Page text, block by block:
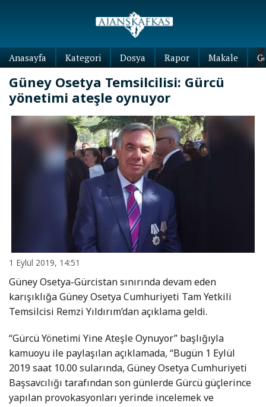
Anasayfa Kategori Dosya Rapor Makale
Güney Osetya Temsilcilisi: Gürcü
yönetimi ateşle oynuyor
1 Eylül 2019, 14:51
Güney Osetya-Gürcistan sınırında devam eden
karışıklığa Güney Osetya Cumhuriyeti Tam Yetkili
Temsilcisi Remzi Yıldırım’dan açıklama geldi.
“Gürcü Yönetimi Yine Ateşle Oynuyor” başlığıyla
kamuoyu ile paylaşılan açıklamada, “Bugün 1 Eylül
2019 saat 10.00 sularında, Güney Osetya Cumhuriyeti
Başsavcılığı tarafından son günlerde Gürcü güçlerince
yapılan provokasyonları yerinde incelemek ve